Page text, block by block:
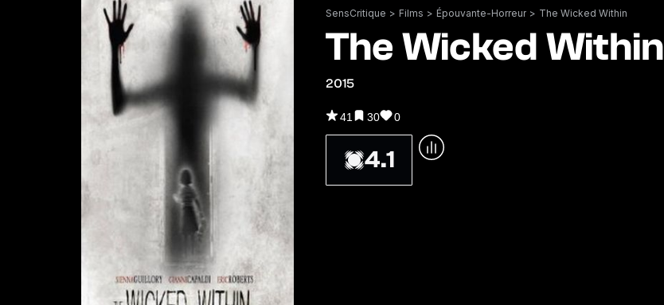
SensCritique > Films > Épouvante-Horreur > The Wicked Within
The Wicked Within
2015
41 30 0
4.1